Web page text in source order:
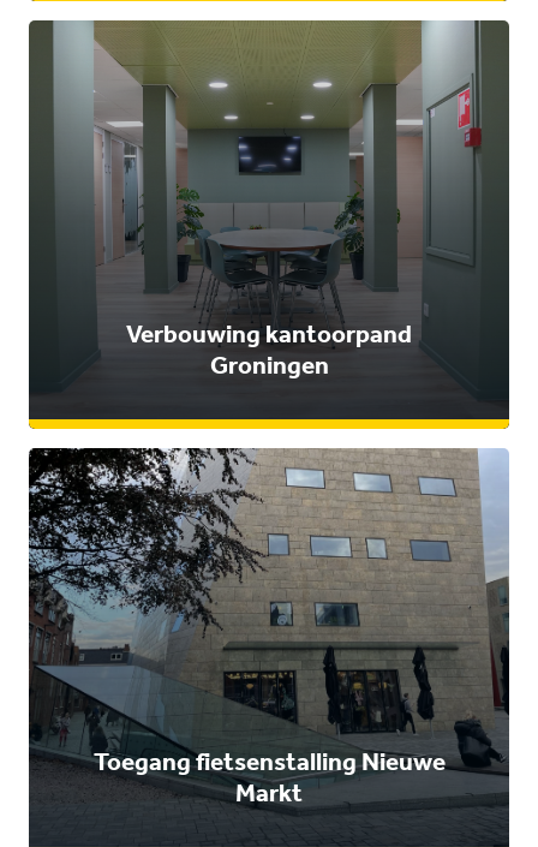
Verbouwing kantoorpand
Groningen
Toegang fietsenstalling Nieuwe
Markt